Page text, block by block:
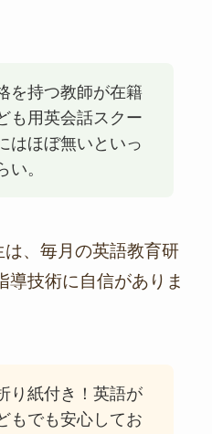
を持つ教師が在籍
も用英会話スクー
はほぼ無いといっ
い。
、毎月の英語教育研
導技術に自信がありま
り紙付き！英語が
もでも安心してお